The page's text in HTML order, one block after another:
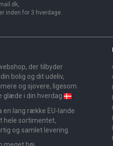
inden for 3 hverdage.
der tilbyder
bolig og dit udeliv,
og sjovere, ligesom
glæde i din hverdag
en lang række EU-lande
hele sortimentet,
og samlet levering.